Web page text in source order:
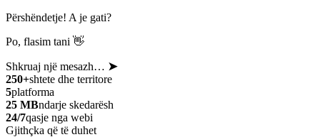
Përshëndetje! A je gati?
Po, flasim tani 👋
Shkruaj një mesazh… ➤
250+shtete dhe territore
5platforma
25 MBndarje skedarësh
24/7qasje nga webi
Gjithçka që të duhet